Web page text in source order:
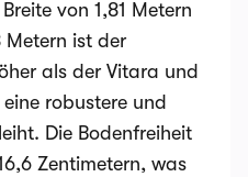
von 1,81 Metern
Metern ist der
als der Vitara und
robustere und
Die Bodenfreiheit
Zentimetern, was